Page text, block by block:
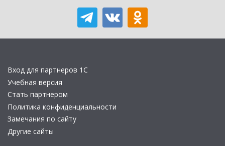
Вход для партнеров 1С
Учебная версия
Стать партнером
Политика конфиденциальности
Замечания по сайту
Другие сайты